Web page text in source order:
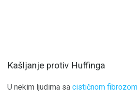
Kašljanje protiv Huffinga
U nekim ljudima sa cističnom fibrozom